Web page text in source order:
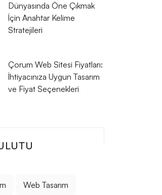
Dünyasında Öne Çıkmak
İçin Anahtar Kelime
Stratejileri
Çorum Web Sitesi Fiyatları:
İhtiyacınıza Uygun Tasarım
ve Fiyat Seçenekleri
Web Tasarım